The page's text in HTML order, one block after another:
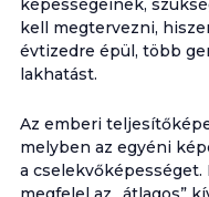
képességeinek,
kell megtervezni,
évtizedre épül, több
lakhatást.
Az emberi
melyben az egyéni
a